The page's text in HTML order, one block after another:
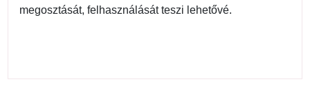
megosztását, felhasználását teszi lehetővé.